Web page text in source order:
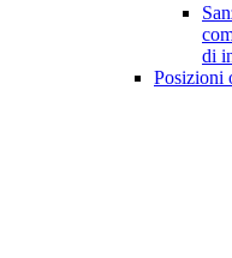
di
Posizioni